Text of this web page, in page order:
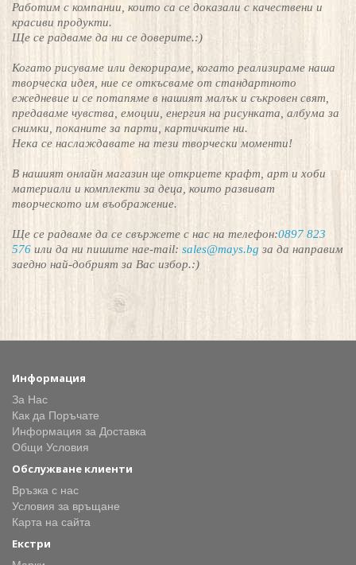
Работим с компании, които са се доказали с качествени и
красиви продукти.
Ще се радваме да ни се доверите.:)
Когато рисуваме или декорираме, когато реализираме наша
творческа идея, ние се откъсваме от стандартното
ежедневие и се потапяме в нашият малък и съкровен свят,
предаваме чувства, емоции, енергия на рисунката, албума за
снимки, поканите за парти, картичките ни.
Нека се наслаждавате на тези творчески моменти!
В нашият онлайн магазин ще откриете крафт, арт и хоби
материали и комплекти за деца, които развиват
творческото им въображение.
Ще се радваме да се свържете с нас на телефон:0897 823
576 или да ни пишите наe-mail: sales@mays.bg за да направим
заедно най-добрият за Вас избор.:)
Информация
За Нас
Как да Поръчате
Информация за Доставка
Общи Условия
Обслужване клиенти
Връзка с нас
Условия за връщане
Карта на сайта
Екстри